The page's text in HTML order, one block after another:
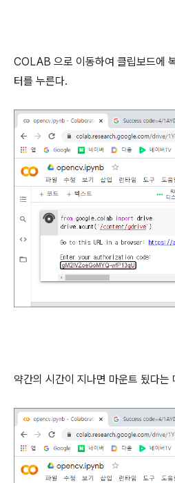
COLAB 으로 이동하여 클립보드에
터를 누른다.
약간의 시간이 지나면 마운트 됬다는